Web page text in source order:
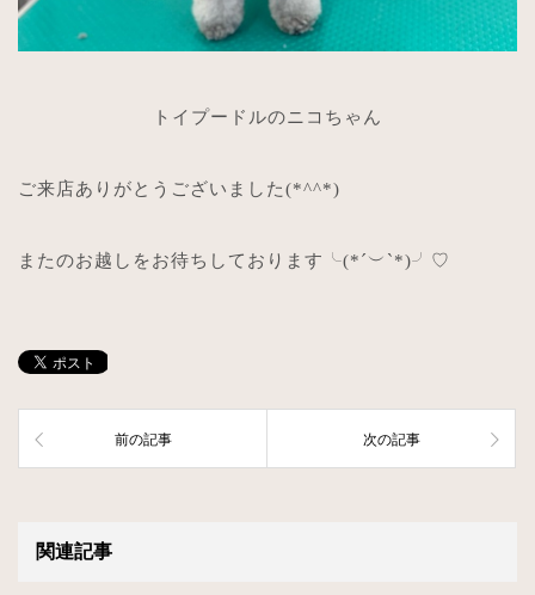
トイプードルのニコちゃん
ご来店ありがとうございました(*^^*)
またのお越しをお待ちしております╰(*´︶ `*)╯ ♡
前の記事 次の記事
関連記事